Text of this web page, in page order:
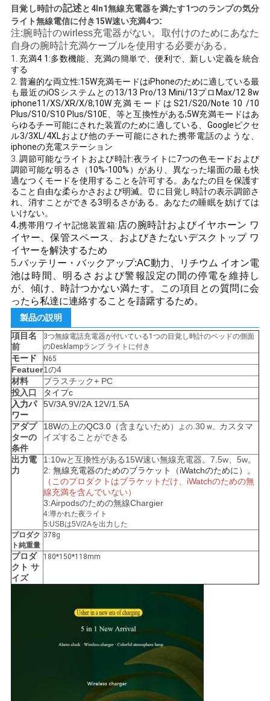
達
に
連
絡
し
な
さ
い
引
用
を
要
し
な
さ
い
地
PRIVACY
POLICY
目覚し時計の記述と4In1無線充電器を満たす1つのランプの気分
ライト無線電信に付き15W速い充満4つ:
注:腕時計のwirless充電器がない。取付けのためにあなた
自身の腕時計充満ケーブルを使用する必要がある。
1. 充満4 1:多数機能、充満の簡単で、便利で、新しい定義を統合
する
2. 普遍的な両立性:15W充満モードはiPhoneのために適している最
も最近のiOSシステムとの13/13 Pro/13 Mini/13プロMax/12 8w
iphone11/XS/XR/X/8;10W充満モードはS21/S20/Note 10 /10
Plus/S10/S10 Plus/S10E、等と互換性がある;5W充満モードはあ
らゆるチー可能にされた装置のために適している、Googleピクセ
ル3/3XL/4XLおよび他のチー可能にされた携帯電話のような、
iphoneの充電ステーション
3.調節可能なライトおよび時計:夜ライトに7つの色モードおよび
調節可能な明るさ（10%-100%）があり、異なった場面の最も快
適なつくモードを使用することを許可する。あなたの目を保護す
ること自由な柔らかさおよび明滅。⏰に目覚し時計の表示調節さ
れ、消すことができる3明るさがある。あなたの睡眠を妨げては
いけない。
4.携帯用ワイヤ記憶装置箱: 店の腕時計およびイヤホーン ワ
イヤー、保管スペース、およびきたないデスクトップ ワ
イヤーを解決するため
5.バッテリー・バックアップ:AC動力、リチウム イオン電
池は時間、明るさおよび警報設定の間の停電を維持し
が、傾け、時計つかない満たす。この項目との質問に会
ったら私達に連絡することを躊躇するため。
製品の説明
項目名
前
3つ無線電話充電器が付いている1つの目覚し時計のベッドの側面
のDesklampランプ ライトに付き
モード N65
Featuer1の4
材料
プラスチック+ PC
投入口
タイプc
入力パ
ワー
5V/3A.9V/2A.12V/1.5A
アダプ
ターの
条件
18Wの上のQC3.0（含まないため） よの.30w。 カスタマ
イズすることができる
出力電
力
1:10wと互換性がある15W速い無線充電器。7.5w、5w。
2: 無線充電器のためのブラケット（iWatchのために）。
（このプロダクトはブラケットだけ、iWatchのための無
線充満を含んでいない）
3:Airpodsのための無線Chargier
4:導かれた夜ライト
5:USBは5V/2Aを出力した
プロダク
ト純重量
378g
プロダ
クト サ
イズ
180*150*118mm